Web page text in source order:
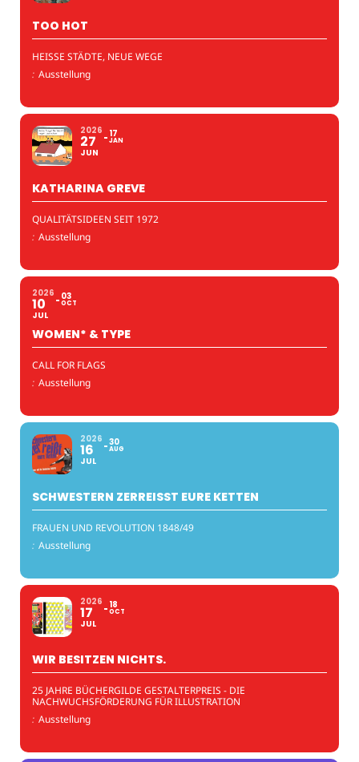
TOO HOT
HEISSE STÄDTE, NEUE WEGE
: Ausstellung
2026
27
JUN
17
JAN
KATHARINA GREVE
QUALITÄTSIDEEN SEIT 1972
: Ausstellung
2026
10
JUL
03
OCT
WOMEN* & TYPE
CALL FOR FLAGS
: Ausstellung
2026
16
JUL
30
AUG
SCHWESTERN ZERREISST EURE KETTEN
FRAUEN UND REVOLUTION 1848/49
: Ausstellung
2026
17
JUL
18
OCT
WIR BESITZEN NICHTS.
25 JAHRE BÜCHERGILDE GESTALTERPREIS - DIE
NACHWUCHSFÖRDERUNG FÜR ILLUSTRATION
: Ausstellung